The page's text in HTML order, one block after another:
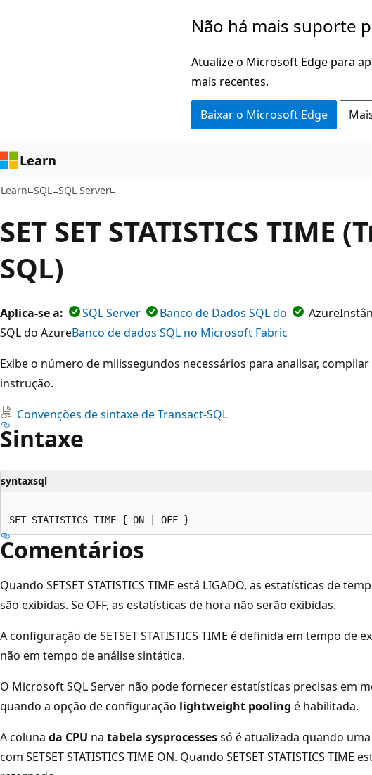
Não há mais suporte
Atualize o Microsoft Edge para
mais recentes.
Baixar o Microsoft Edge
Learn
Learn SQL SQL Server
SET SET STATISTICS TIME
SQL)
Aplica-se a: SQL Server Banco de Dados SQL do
SQL do AzureBanco de dados SQL no Microsoft Fabric
Exibe o número de milissegundos necessários para analisar,
instrução.
Convenções de sintaxe de Transact-SQL
Sintaxe
syntaxsql
Comentários
Quando SETSET STATISTICS TIME está LIGADO, as estatísticas de
são exibidas. Se OFF, as estatísticas de hora não serão exibidas.
A configuração de SETSET STATISTICS TIME é definida em tempo de
não em tempo de análise sintática.
O Microsoft SQL Server não pode fornecer estatísticas precisas em
quando a opção de configuração lightweight pooling é habilitada.
A coluna da CPU na tabela sysprocessessó é atualizada quando
com SETSET STATISTICS TIME ON. Quando SETSET STATISTICS TIME